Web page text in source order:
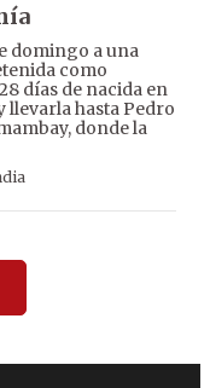
domingo a una
como
días de nacida en
llevarla hasta Pedro
donde la